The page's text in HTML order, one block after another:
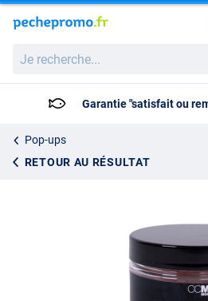
recherche...
Garantie "satisfait ou
Pop-ups
RETOUR AU RÉSULTAT